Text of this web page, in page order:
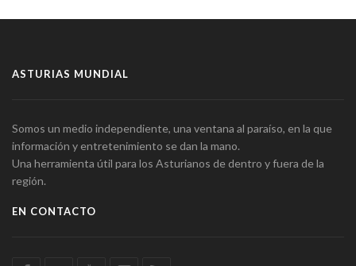
ASTURIAS MUNDIAL
Somos un medio independiente, una ventana al paraíso, en la que
información y entretenimiento se dan la mano.
Una herramienta útil para los Asturianos de dentro y fuera de la
región.
EN CONTACTO